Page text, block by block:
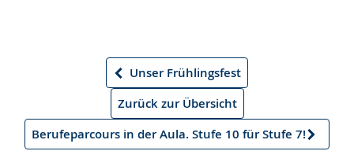
Vorheriger
Artikel
Unser Frühlingsfest
Zurück zur Übersicht
Berufeparcours in der Aula. Stufe 10 für Stufe 7!
Nächster